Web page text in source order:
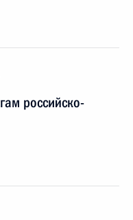
российско-